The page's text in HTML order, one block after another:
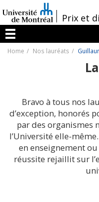
au
contenu
/Prix et
Menu
Home Nos lauréats
Bravo à tous nos
d’exception, honorés
par des organismes
l’Université elle-
en enseignement
réussite rejaillit sur